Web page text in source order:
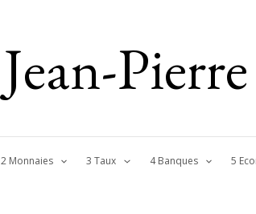
Jean-
2 Monnaies 3 Taux 4 Banques 5